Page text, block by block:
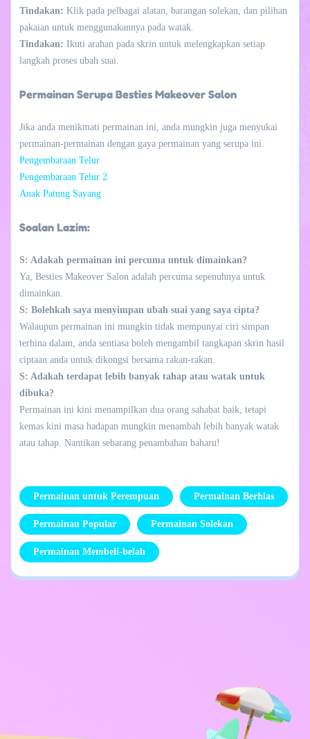
Tindakan: Klik pada pelbagai alatan, barangan solekan, dan pilihan
pakaian untuk menggunakannya pada watak.
Tindakan: Ikuti arahan pada skrin untuk melengkapkan setiap
langkah proses ubah suai.
Permainan Serupa Besties Makeover Salon
Jika anda menikmati permainan ini, anda mungkin juga menyukai
permainan-permainan dengan gaya permainan yang serupa ini.
Pengembaraan Telur
Pengembaraan Telur 2
Anak Patung Sayang
Soalan Lazim:
S: Adakah permainan ini percuma untuk dimainkan?
Ya, Besties Makeover Salon adalah percuma sepenuhnya untuk
dimainkan.
S: Bolehkah saya menyimpan ubah suai yang saya cipta?
Walaupun permainan ini mungkin tidak mempunyai ciri simpan
terbina dalam, anda sentiasa boleh mengambil tangkapan skrin hasil
ciptaan anda untuk dikongsi bersama rakan-rakan.
S: Adakah terdapat lebih banyak tahap atau watak untuk
dibuka?
Permainan ini kini menampilkan dua orang sahabat baik, tetapi
kemas kini masa hadapan mungkin menambah lebih banyak watak
atau tahap. Nantikan sebarang penambahan baharu!
Permainan untuk Perempuan Permainan Berhias
Permainan Popular Permainan Solekan
Permainan Membeli-belah